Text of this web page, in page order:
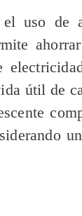
el uso de
útil de